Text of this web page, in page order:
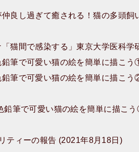
良し過ぎて癒される！猫の多頭
猫間で感染する」東京大学医科学
鉛筆で可愛い猫の絵を簡単に描こ
鉛筆で可愛い猫の絵を簡単に描こ
鉛筆で可愛い猫の絵を簡単に描こ
ティーの報告 (2021年8月18日)